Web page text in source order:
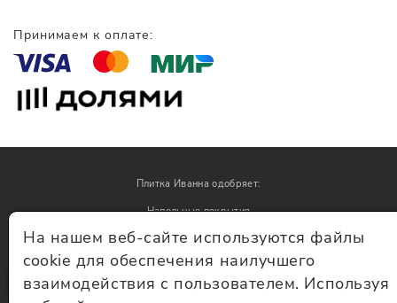
Принимаем к оплате:
© Плитка Иванна 2026 - плитка и керамогранит
Плитка Иванна одобряет:
Напольные покрытия
Обои
На нашем веб-сайте используются файлы
cookie для обеспечения наилучшего
взаимодействия с пользователем. Используя